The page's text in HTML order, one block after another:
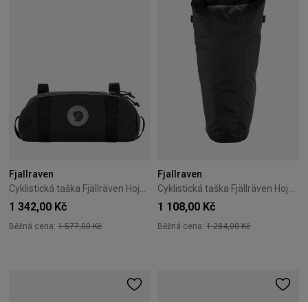
Fjallraven
Cyklistická taška Fjällräven Hoja Handlebar Pocket 1,5L černá
1 342,00 Kč
Běžná cena: 1 577,00 Kč
Fjallraven
Cyklistická taška Fjällräven Hoja Drybag 10L černá
1 108,00 Kč
Běžná cena: 1 284,00 Kč